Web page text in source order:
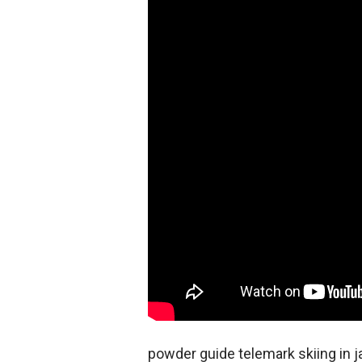
powder guide telemark skiing in